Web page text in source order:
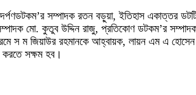
সম্পাদক রতন বড়ুয়া, ইতিহাস একাত্তর
মো. কুতুব উদ্দিন রাজু, প্রতিকোণ ডটকম’র সম্পাদক
স ম জিয়াউর রহমানকে আহ্বায়ক, লায়ন এম এ
করতে সক্ষম হব।